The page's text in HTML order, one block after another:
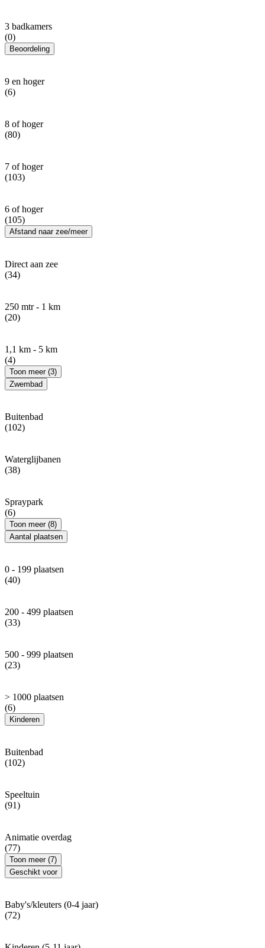
3 badkamers
(0)
Beoordeling
9 en hoger
(6)
8 of hoger
(80)
7 of hoger
(103)
6 of hoger
(105)
Afstand naar zee/meer
Direct aan zee
(34)
250 mtr - 1 km
(20)
1,1 km - 5 km
(4)
Toon meer (3)
Zwembad
Buitenbad
(102)
Waterglijbanen
(38)
Spraypark
(6)
Toon meer (8)
Aantal plaatsen
0 - 199 plaatsen
(40)
200 - 499 plaatsen
(33)
500 - 999 plaatsen
(23)
> 1000 plaatsen
(6)
Kinderen
Buitenbad
(102)
Speeltuin
(91)
Animatie overdag
(77)
Toon meer (7)
Geschikt voor
Baby's/kleuters (0-4 jaar)
(72)